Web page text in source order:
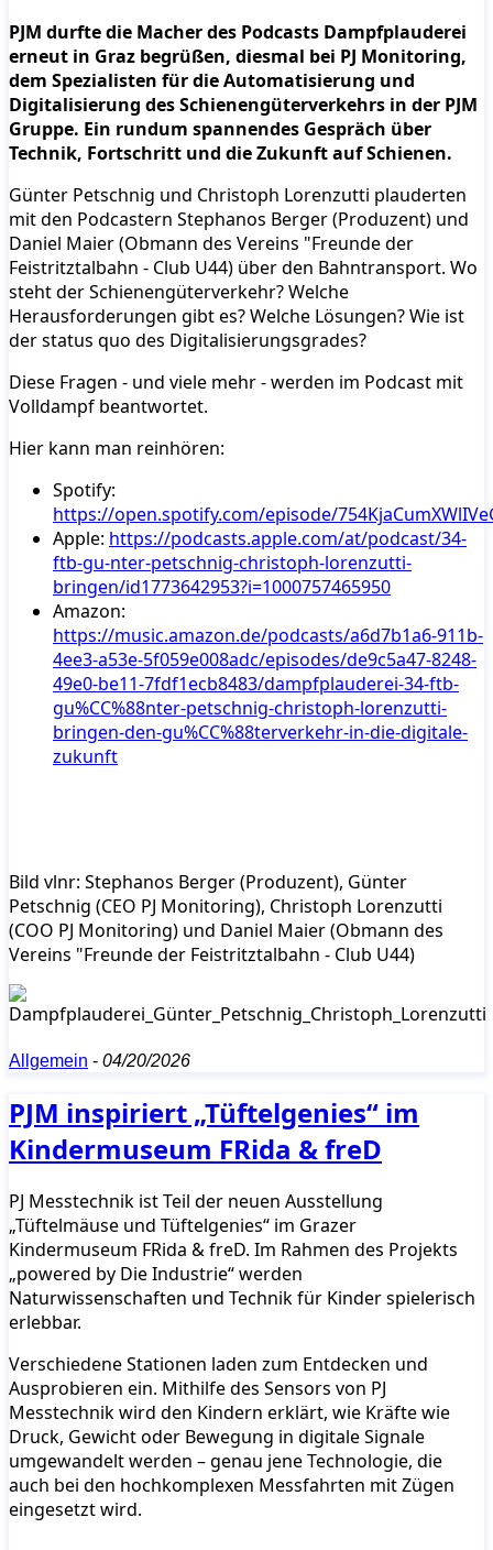
PJM durfte die Macher des Podcasts Dampfplauderei
erneut in Graz begrüßen, diesmal bei PJ Monitoring,
dem Spezialisten für die Automatisierung und
Digitalisierung des Schienengüterverkehrs in der PJM
Gruppe. Ein rundum spannendes Gespräch über
Technik, Fortschritt und die Zukunft auf Schienen.
Günter Petschnig und Christoph Lorenzutti plauderten
mit den Podcastern Stephanos Berger (Produzent) und
Daniel Maier (Obmann des Vereins "Freunde der
Feistritztalbahn - Club U44) über den Bahntransport. Wo
steht der Schienengüterverkehr? Welche
Herausforderungen gibt es? Welche Lösungen? Wie ist
der status quo des Digitalisierungsgrades?
Diese Fragen - und viele mehr - werden im Podcast mit
Volldampf beantwortet.
Hier kann man reinhören:
Spotify:
https://open.spotify.com/episode/
Apple: https://podcasts.apple.com/at/podcast/34-
ftb-gu-nter-petschnig-christoph-lorenzutti-
bringen/id1773642953?i=1000757465950
Amazon:
https://music.amazon.de/podcasts/a6d7b1a6-911b-
4ee3-a53e-5f059e008adc/episodes/de9c5a47-8248-
49e0-be11-7fdf1ecb8483/dampfplauderei-34-ftb-
gu%CC%88nter-petschnig-christoph-lorenzutti-
bringen-den-gu%CC%88terverkehr-in-die-digitale-
zukunft
Bild vlnr: Stephanos Berger (Produzent), Günter
Petschnig (CEO PJ Monitoring), Christoph Lorenzutti
(COO PJ Monitoring) und Daniel Maier (Obmann des
Vereins "Freunde der Feistritztalbahn - Club U44)
Allgemein - 04/20/2026
PJM inspiriert „Tüftelgenies“ im
Kindermuseum FRida & freD
PJ Messtechnik ist Teil der neuen Ausstellung
„Tüftelmäuse und Tüftelgenies“ im Grazer
Kindermuseum FRida & freD. Im Rahmen des Projekts
„powered by Die Industrie“ werden
Naturwissenschaften und Technik für Kinder spielerisch
erlebbar.
Verschiedene Stationen laden zum Entdecken und
Ausprobieren ein. Mithilfe des Sensors von PJ
Messtechnik wird den Kindern erklärt, wie Kräfte wie
Druck, Gewicht oder Bewegung in digitale Signale
umgewandelt werden – genau jene Technologie, die
auch bei den hochkomplexen Messfahrten mit Zügen
eingesetzt wird.